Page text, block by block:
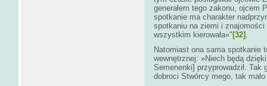
generałem tego zakonu, ojcem
spotkanie ma charakter
spotkaniu na ziemi i
wszystkim kierowała«" [32] .
Natomiast ona sama spotkanie
wewnętrznej: »Niech będą
Semenenki] przyprowadził. Tak
dobroci Stwórcy mego, tak